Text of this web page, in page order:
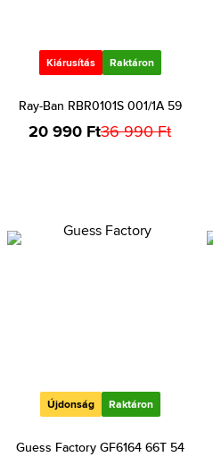
Kiárusítás Raktáron
Ray-Ban RBR0101S 001/1A 59
20 990 Ft36 990 Ft
Újdonság Raktáron
Guess Factory GF6164 66T 54